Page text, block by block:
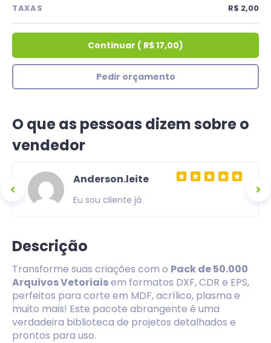
TAXAS R$ 2,00
Continuar ( R$ 17,00)
Pedir orçamento
O que as pessoas dizem sobre o
vendedor
Anderson.leite
Eu sou cliente já
Descrição
Transforme suas criações com o Pack de 50.000
Arquivos Vetoriaisem formatos DXF, CDR e EPS,
perfeitos para corte em MDF, acrílico, plasma e
muito mais! Este pacote abrangente é uma
verdadeira biblioteca de projetos detalhados e
prontos para uso.